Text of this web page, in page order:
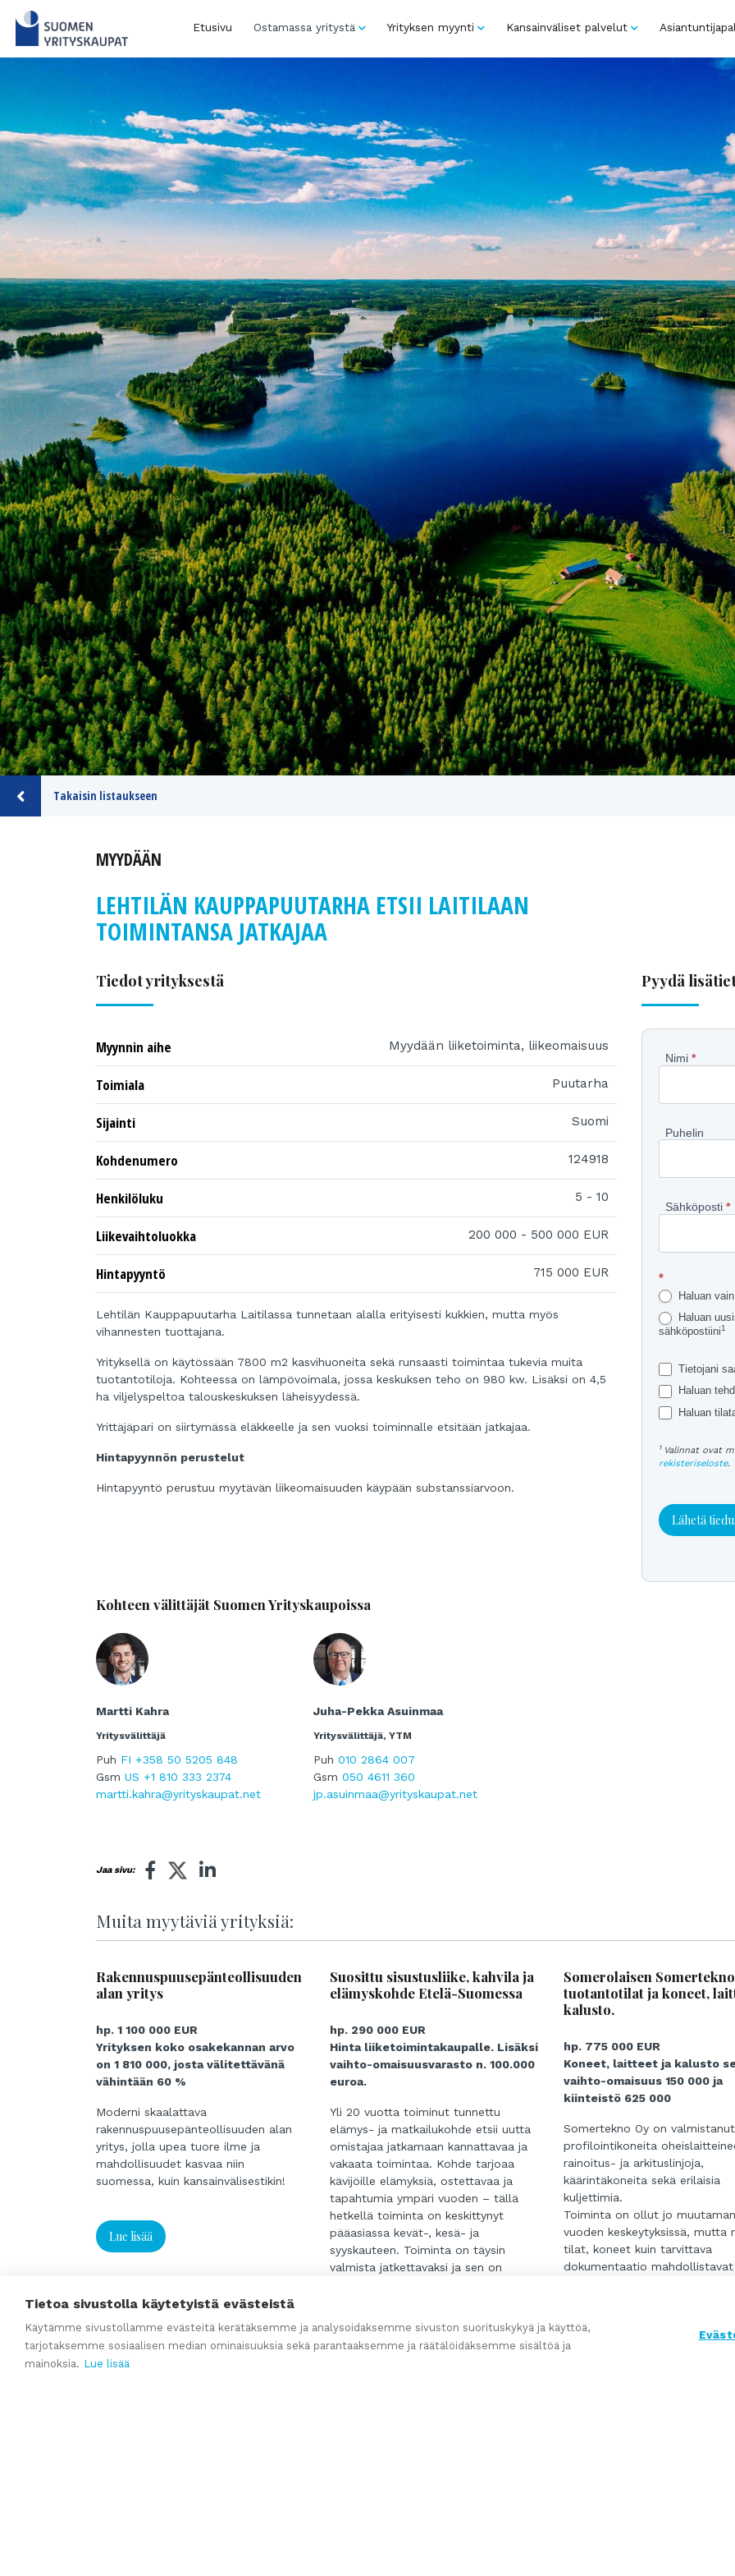
Etusivu Ostamassa yritystä Yrityksen myynti Kansainväliset palvelut
Takaisin listaukseen
MYYDÄÄN
LEHTILÄN KAUPPAPUUTARHA ETSII LAITILAAN
TOIMINTANSA JATKAJAA
Tiedot yrityksestä
Myynnin aihe Myydään liiketoiminta, liikeomaisuus
Toimiala Puutarha
Sijainti Suomi
Kohdenumero 124918
Henkilöluku 5 - 10
Liikevaihtoluokka 200 000 - 500 000 EUR
Hintapyyntö 715 000 EUR
Lehtilän Kauppapuutarha Laitilassa tunnetaan alalla erityisesti kukkien, mutta myös
vihannesten tuottajana.
Yrityksellä on käytössään 7800 m2 kasvihuoneita sekä runsaasti toimintaa tukevia muita
tuotantotiloja. Kohteessa on lämpövoimala, jossa keskuksen teho on 980 kw. Lisäksi on 4,5
ha viljelyspeltoa talouskeskuksen läheisyydessä.
Yrittäjäpari on siirtymässä eläkkeelle ja sen vuoksi toiminnalle etsitään jatkajaa.
Hintapyynnön perustelut
Hintapyyntö perustuu myytävän liikeomaisuuden käypään substanssiarvoon.
Pyydä
Pyydä
Nimi *
Puhelin
Sähköposti *
*
Haluan
Haluan
sähköpostiini1
Tietojani
Haluan
Haluan
1 Valinnat ovat
rekisteriseloste.
Lähetä
Kohteen välittäjät Suomen Yrityskaupoissa
Martti Kahra
Yritysvälittäjä
Puh FI +358 50 5205 848
Gsm US +1 810 333 2374
martti.kahra@yrityskaupat.net
Juha-Pekka Asuinmaa
Yritysvälittäjä, YTM
Puh 010 2864 007
Gsm 050 4611 360
jp.asuinmaa@yrityskaupat.net
Jaa sivu:
Muita myytäviä yrityksiä:
Rakennuspuusepänteollisuuden
alan yritys
hp. 1 100 000 EUR
Yrityksen koko osakekannan arvo
on 1 810 000, josta välitettävänä
vähintään 60 %
Moderni skaalattava
rakennuspuusepänteollisuuden alan
yritys, jolla upea tuore ilme ja
mahdollisuudet kasvaa niin
suomessa, kuin kansainvälisestikin!
Lue lisää
Suosittu sisustusliike, kahvila ja
elämyskohde Etelä-Suomessa
hp. 290 000 EUR
Hinta liiketoimintakaupalle. Lisäksi
vaihto-omaisuusvarasto n. 100.000
euroa.
Yli 20 vuotta toiminut tunnettu
elämys- ja matkailukohde etsii uutta
omistajaa jatkamaan kannattavaa ja
vakaata toimintaa. Kohde tarjoaa
kävijöille elämyksiä, ostettavaa ja
tapahtumia ympäri vuoden – tällä
hetkellä toiminta on keskittynyt
pääasiassa kevät-, kesä- ja
syyskauteen. Toiminta on täysin
valmista jatkettavaksi ja sen on
Yrityksen kokokohdat:
– Yli 20 vuoden historia ja tunnettu
Lue lisää
Somerolaisen
tuotantotilat ja koneet,
kalusto.
hp. 775 000 EUR
Koneet, laitteet ja kalusto
vaihto-omaisuus 150 000 ja
kiinteistö 625 000
Somertekno Oy on valmistanut
profilointikoneita
rainoitus- ja arkituslinjoja,
käärintäkoneita sekä erilaisia
kuljettimia.
Toiminta on ollut jo muutaman
vuoden keskeytyksissä, mutta
tilat, koneet kuin tarvittava
dokumentaatio mahdollistavat
mahdollistavat toki myös
konepajaliiketoiminnan.
Tietoa sivustolla käytetyistä evästeistä
Käytämme sivustollamme evästeitä kerätäksemme ja analysoidaksemme sivuston suorituskykyä ja käyttöä,
tarjotaksemme sosiaalisen median ominaisuuksia sekä parantaaksemme ja räätälöidäksemme sisältöä ja
mainoksia. Lue lisää